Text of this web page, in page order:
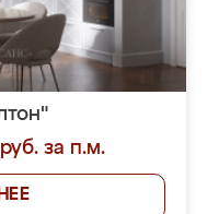
за п.м.